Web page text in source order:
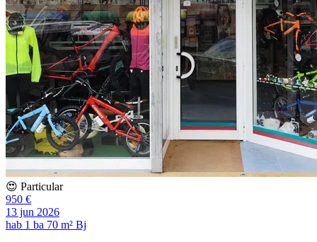
😍 Particular
950 €
13 jun 2026
hab 1 ba 70 m² Bj